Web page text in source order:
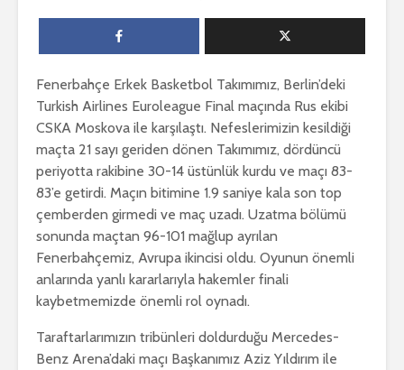
Fenerbahçe Erkek Basketbol Takımımız, Berlin’deki
Turkish Airlines Euroleague Final maçında Rus ekibi
CSKA Moskova ile karşılaştı. Nefeslerimizin kesildiği
maçta 21 sayı geriden dönen Takımımız, dördüncü
periyotta rakibine 30-14 üstünlük kurdu ve maçı 83-
83’e getirdi. Maçın bitimine 1.9 saniye kala son top
çemberden girmedi ve maç uzadı. Uzatma bölümü
sonunda maçtan 96-101 mağlup ayrılan
Fenerbahçemiz, Avrupa ikincisi oldu. Oyunun önemli
anlarında yanlı kararlarıyla hakemler finali
kaybetmemizde önemli rol oynadı.
Taraftarlarımızın tribünleri doldurduğu Mercedes-
Benz Arena’daki maçı Başkanımız Aziz Yıldırım ile